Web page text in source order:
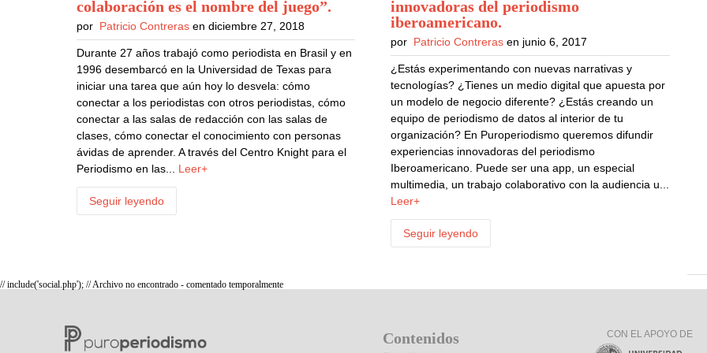
colaboración es el nombre del juego”.
por Patricio Contreras en diciembre 27, 2018
Durante 27 años trabajó como periodista en Brasil y en
1996 desembarcó en la Universidad de Texas para
iniciar una tarea que aún hoy lo desvela: cómo
conectar a los periodistas con otros periodistas, cómo
conectar a las salas de redacción con las salas de
clases, cómo conectar el conocimiento con personas
ávidas de aprender. A través del Centro Knight para el
Periodismo en las... Leer+
Seguir leyendo
innovadoras del periodismo
iberoamericano.
por Patricio Contreras en junio 6, 2017
¿Estás experimentando con nuevas narrativas y
tecnologías? ¿Tienes un medio digital que apuesta por
un modelo de negocio diferente? ¿Estás creando un
equipo de periodismo de datos al interior de tu
organización? En Puroperiodismo queremos difundir
experiencias innovadoras del periodismo
Iberoamericano. Puede ser una app, un especial
multimedia, un trabajo colaborativo con la audiencia u...
Leer+
Seguir leyendo
// include('social.php'); // Archivo no encontrado - comentado temporalmente
Contenidos CON EL APOYO DE